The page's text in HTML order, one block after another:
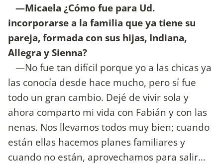
—Micaela ¿Cómo fue para Ud.
incorporarse a la familia que ya tiene su
pareja, formada con sus hijas, Indiana,
Allegra y Sienna?
—No fue tan difícil porque yo a las chicas ya
las conocía desde hace mucho, pero sí fue
todo un gran cambio. Dejé de vivir sola y
ahora comparto mi vida con Fabián y con las
nenas. Nos llevamos todos muy bien; cuando
están ellas hacemos planes familiares y
cuando no están, aprovechamos para salir…